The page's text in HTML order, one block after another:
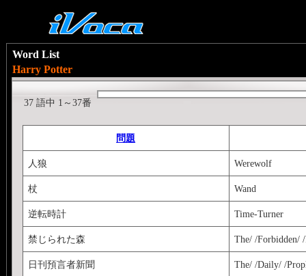
Word List
Harry Potter
37 語中 1～37番
問題
人狼 Werewolf
杖 Wand
逆転時計 Time-Turner
禁じられた森 The/ /Forbidden/
日刊預言者新聞 The/ /Daily/ /